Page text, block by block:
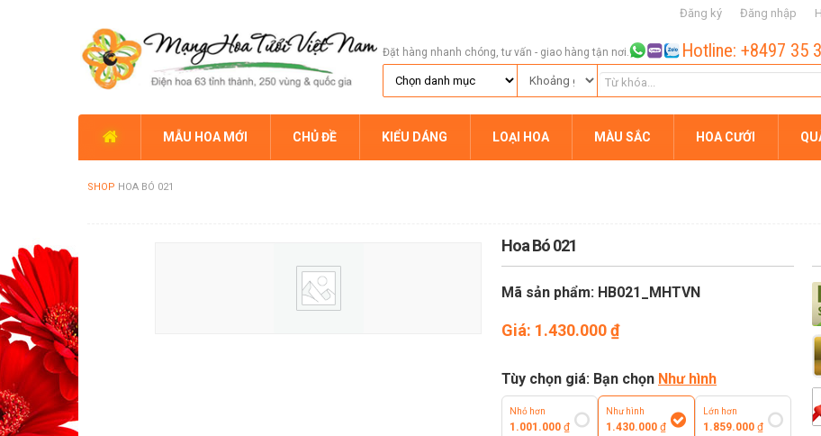
Đăng ký Đăng nhập
Đặt hàng nhanh chóng, tư vấn - giao hàng tận nơi. Hotline: +8497 35
MẪU HOA MỚI CHỦ ĐỀ KIỂU DÁNG LOẠI HOA MÀU SẮC HOA CƯỚI
SHOP HOA BÓ 021
Hoa Bó 021
Mã sản phẩm: HB021_MHTVN
Giá: 1.430.000₫
Tùy chọn giá: Bạn chọn Như hình
Nhỏ hơn
1.001.000 ₫
Như hình
1.430.000₫
Lớn hơn
1.859.000 ₫